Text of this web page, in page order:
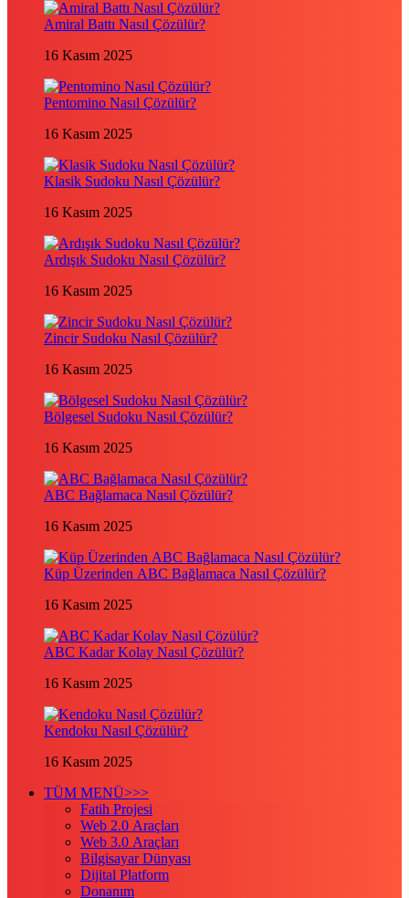
Amiral Battı Nasıl Çözülür?
16 Kasım 2025
Pentomino Nasıl Çözülür?
16 Kasım 2025
Klasik Sudoku Nasıl Çözülür?
16 Kasım 2025
Ardışık Sudoku Nasıl Çözülür?
16 Kasım 2025
Zincir Sudoku Nasıl Çözülür?
16 Kasım 2025
Bölgesel Sudoku Nasıl Çözülür?
16 Kasım 2025
ABC Bağlamaca Nasıl Çözülür?
16 Kasım 2025
Küp Üzerinden ABC Bağlamaca Nasıl Çözülür?
16 Kasım 2025
ABC Kadar Kolay Nasıl Çözülür?
16 Kasım 2025
Kendoku Nasıl Çözülür?
16 Kasım 2025
TÜM MENÜ>>>
Fatih Projesi
Web 2.0 Araçları
Web 3.0 Araçları
Bilgisayar Dünyası
Dijital Platform
Donanım